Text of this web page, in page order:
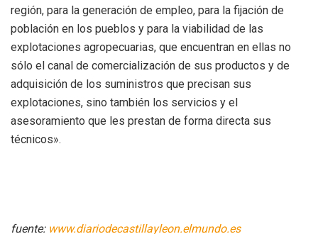
región, para la generación de empleo, para la fijación de
población en los pueblos y para la viabilidad de las
explotaciones agropecuarias, que encuentran en ellas no
sólo el canal de comercialización de sus productos y de
adquisición de los suministros que precisan sus
explotaciones, sino también los servicios y el
asesoramiento que les prestan de forma directa sus
técnicos».
fuente: www.diariodecastillayleon.elmundo.es